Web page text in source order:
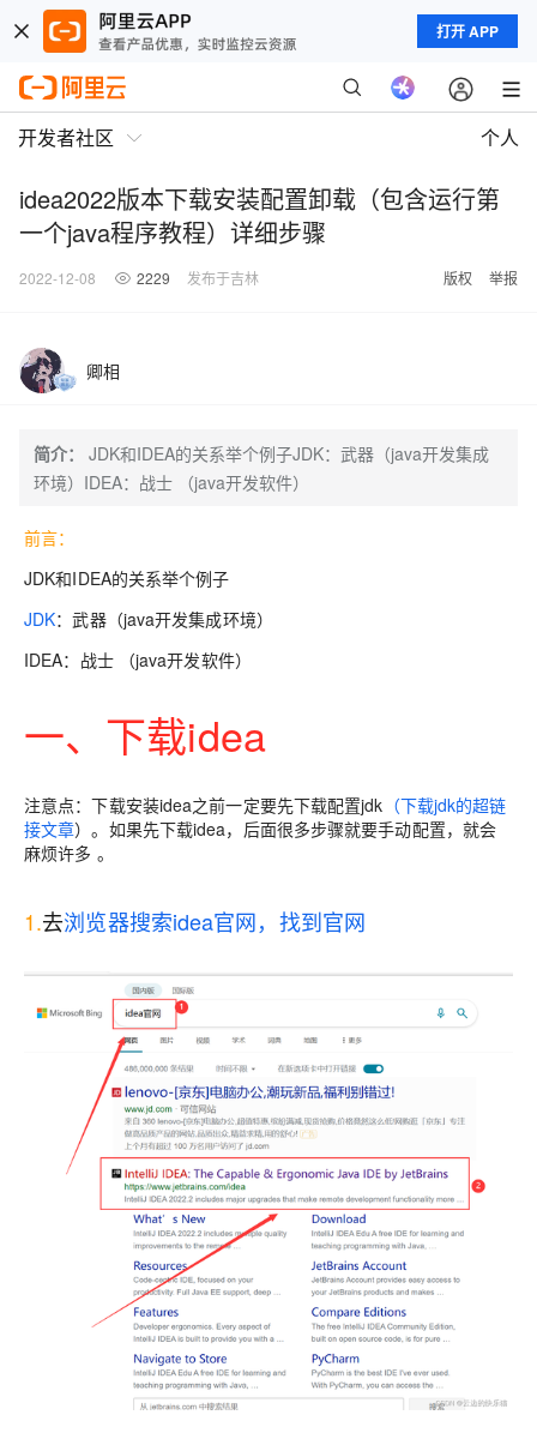
打开 APP
开发者社区 个人
idea2022版本下载安装配置卸载（包含运行第
一个java程序教程）详细步骤
2022-12-08 2229 发布于吉林 版权 举报
卿相
简介：
JDK和IDEA的关系举个例子JDK：武器（java开发集成
环境）IDEA：战士 （java开发软件）
前言：
JDK和IDEA的关系举个例子
JDK：武器（java开发集成环境）
IDEA：战士 （java开发软件）
一、下载idea
注意点：下载安装idea之前一定要先下载配置jdk （下载jdk的超链
接文章）。如果先下载idea，后面很多步骤就要手动配置，就会
麻烦许多 。
1.去浏览器搜索idea官网，找到官网